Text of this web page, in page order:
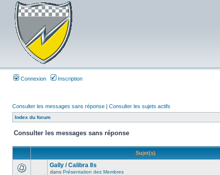
Connexion Inscription
Consulter les messages sans réponse | Consulter les sujets actifs
Index du forum
Consulter les messages sans réponse
Sujet(s)
Gally / Calibra 8s
dans Présentation des Membres